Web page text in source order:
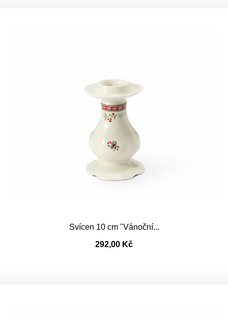
Svícen 10 cm "Vánoční...
292,00 Kč